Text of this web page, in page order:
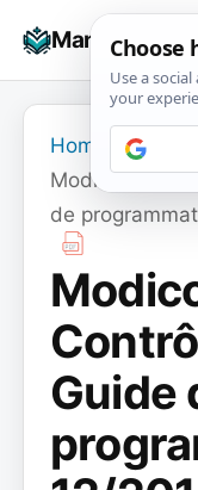
Manuals+
Home
Modicon
de
Guide